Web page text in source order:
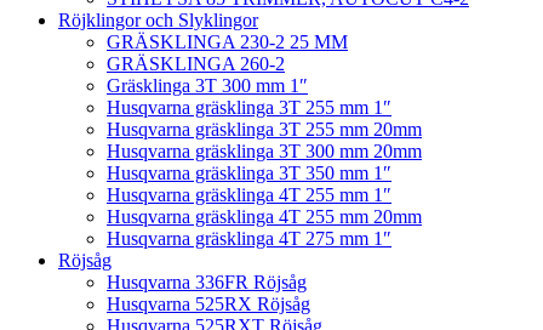
Röjklingor och Slyklingor
GRÄSKLINGA 230-2 25 MM
GRÄSKLINGA 260-2
Gräsklinga 3T 300 mm 1″
Husqvarna gräsklinga 3T 255 mm 1″
Husqvarna gräsklinga 3T 255 mm 20mm
Husqvarna gräsklinga 3T 300 mm 20mm
Husqvarna gräsklinga 3T 350 mm 1″
Husqvarna gräsklinga 4T 255 mm 1″
Husqvarna gräsklinga 4T 255 mm 20mm
Husqvarna gräsklinga 4T 275 mm 1″
Röjsåg
Husqvarna 336FR Röjsåg
Husqvarna 525RX Röjsåg
Husqvarna 525RXT Röjsåg